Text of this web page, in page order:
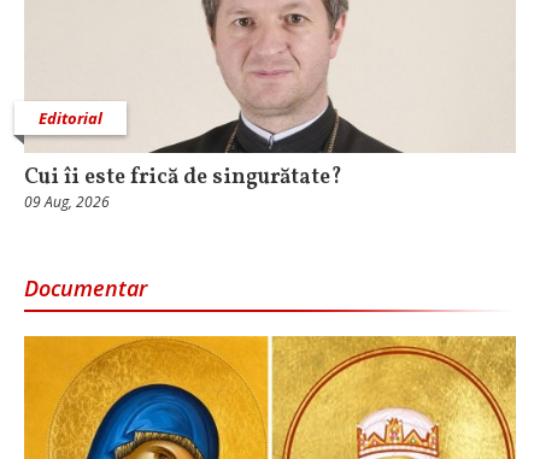
Editorial
Cui îi este frică de singurătate?
09 Aug, 2026
Documentar